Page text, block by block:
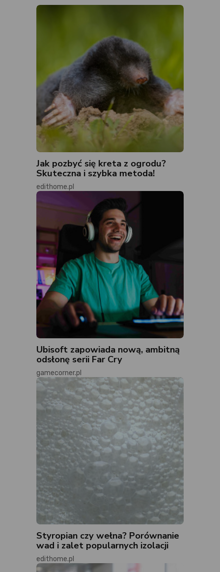
Jak pozbyć się kreta z ogrodu?
Skuteczna i szybka metoda!
edithome.pl
Ubisoft zapowiada nową, ambitną
odsłonę serii Far Cry
gamecorner.pl
Styropian czy wełna? Porównanie
wad i zalet popularnych izolacji
edithome.pl